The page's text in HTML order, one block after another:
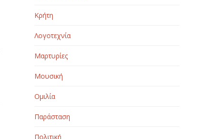
Κρήτη
Λογοτεχνία
Μαρτυρίες
Μουσική
Ομιλία
Παράσταση
Πολιτική